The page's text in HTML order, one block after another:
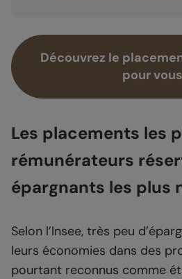
Découvrez le
pour
Les placements les
rémunérateurs
épargnants les plus
Selon l’Insee, très peu
leurs économies dans des
pourtant reconnus comme